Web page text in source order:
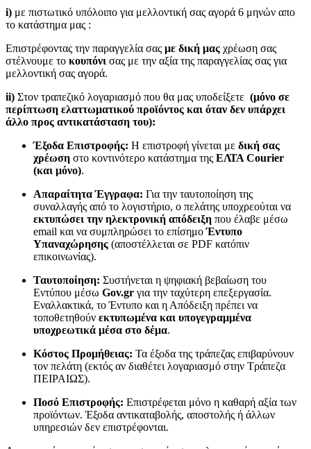
i) με πιστωτικό υπόλοιπο για μελλοντική σας αγορά 6 μηνών απο
το κατάστημα μας :
Επιστρέφοντας την παραγγελία σας με δική μας χρέωση σας
στέλνουμε το κουπόνι σας με την αξία της παραγγελίας σας για
μελλοντική σας αγορά.
ii) Στον τραπεζικό λογαριασμό που θα μας υποδείξετε (μόνο σε
περίπτωση ελαττωματικού προϊόντος και όταν δεν υπάρχει
άλλο προς αντικατάσταση του):
Έξοδα Επιστροφής: Η επιστροφή γίνεται με δική σας
χρέωση στο κοντινότερο κατάστημα της ΕΛΤΑ Courier
(και μόνο).
Απαραίτητα Έγγραφα: Για την ταυτοποίηση της
συναλλαγής από το λογιστήριο, ο πελάτης υποχρεούται να
εκτυπώσει την ηλεκτρονική απόδειξη που έλαβε μέσω
email και να συμπληρώσει το επίσημοΈντυπο
Υπαναχώρησης (αποστέλλεται σε PDF κατόπιν
επικοινωνίας).
Ταυτοποίηση: Συστήνεται η ψηφιακή βεβαίωση του
Εντύπου μέσω Gov.gr για την ταχύτερη επεξεργασία.
Εναλλακτικά, το Έντυπο και η Απόδειξη πρέπει να
τοποθετηθούν εκτυπωμένα και υπογεγραμμένα
υποχρεωτικά μέσα στο δέμα.
Κόστος Προμήθειας: Τα έξοδα της τράπεζας επιβαρύνουν
τον πελάτη (εκτός αν διαθέτει λογαριασμό στην Τράπεζα
ΠΕΙΡΑΙΩΣ).
Ποσό Επιστροφής: Επιστρέφεται μόνο η καθαρή αξία των
προϊόντων. Έξοδα αντικαταβολής, αποστολής ή άλλων
υπηρεσιών δεν επιστρέφονται.